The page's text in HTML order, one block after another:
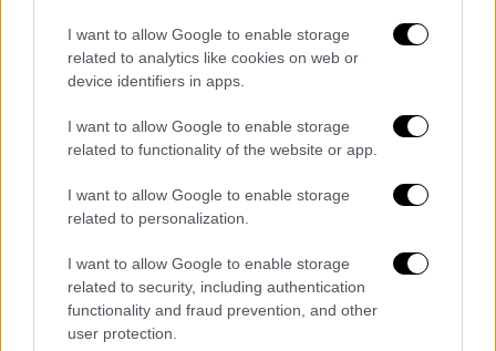
I want to allow Google to enable storage
related to analytics like cookies on web or
device identifiers in apps.
I want to allow Google to enable storage
related to functionality of the website or app.
I want to allow Google to enable storage
related to personalization.
I want to allow Google to enable storage
related to security, including authentication
functionality and fraud prevention, and other
user protection.
Συγκεκριμένα:
HBBTV application
Το πράσινο κουμπί δίνει άμεση
πρόσβαση στην εκπομπή των
στοιχηματικών προβλέψεων
καθημερινό μονόλεπτο αθλητικό δελτίο
ειδήσεων
Στο μπλε κουμπί βρίσκεται η ζωντανή